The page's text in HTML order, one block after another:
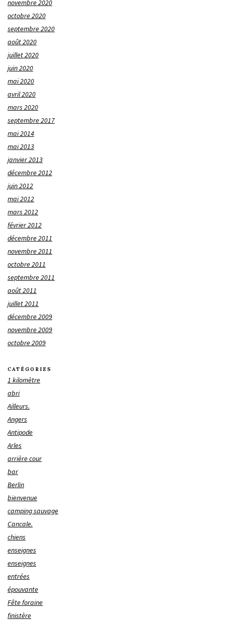
novembre 2020
octobre 2020
septembre 2020
août 2020
juillet 2020
juin 2020
mai 2020
avril 2020
mars 2020
septembre 2017
mai 2014
mai 2013
janvier 2013
décembre 2012
juin 2012
mai 2012
mars 2012
février 2012
décembre 2011
novembre 2011
octobre 2011
septembre 2011
août 2011
juillet 2011
décembre 2009
novembre 2009
octobre 2009
CATÉGORIES
1 kilomètre
abri
Ailleurs.
Angers
Antipode
Arles
arrière cour
bar
Berlin
bienvenue
camping sauvage
Cancale.
chiens
enseignes
enseignes
entrées
épouvante
Fête foraine
finistère